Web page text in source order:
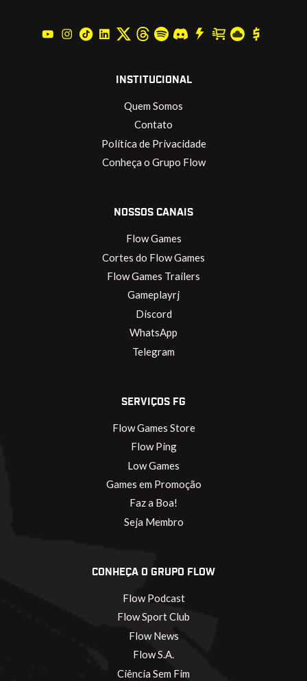
INSTITUCIONAL
Quem Somos
Contato
Política de Privacidade
Conheça o Grupo Flow
NOSSOS CANAIS
Flow Games
Cortes do Flow Games
Flow Games Trailers
Gameplayrj
Discord
WhatsApp
Telegram
SERVIÇOS FG
Flow Games Store
Flow Ping
Low Games
Games em Promoção
Faz a Boa!
Seja Membro
CONHEÇA O GRUPO FLOW
Flow Podcast
Flow Sport Club
Flow News
Flow S.A.
Ciência Sem Fim